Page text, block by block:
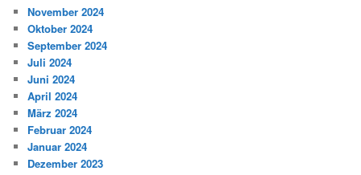
November 2024
Oktober 2024
September 2024
Juli 2024
Juni 2024
April 2024
März 2024
Februar 2024
Januar 2024
Dezember 2023